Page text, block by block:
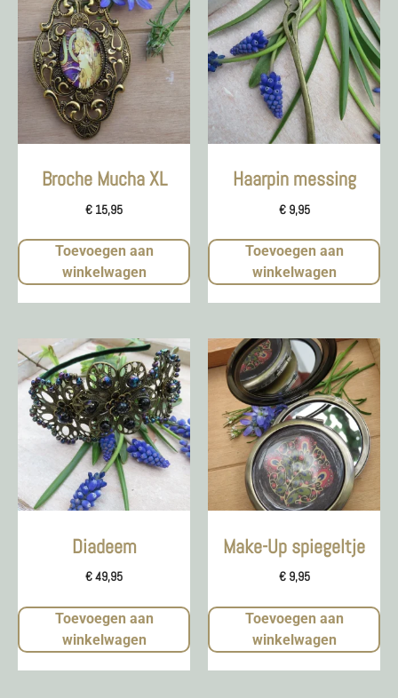
Broche Mucha XL
€ 15,95
Toevoegen aan
winkelwagen
Haarpin messing
€9,95
Toevoegen aan
winkelwagen
Diadeem
€49,95
Toevoegen aan
winkelwagen
Make-Up spiegeltje
€9,95
Toevoegen aan
winkelwagen